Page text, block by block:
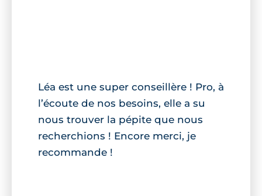
Léa est une super conseillère ! Pro, à
l’écoute de nos besoins, elle a su
nous trouver la pépite que nous
recherchions ! Encore merci, je
recommande !